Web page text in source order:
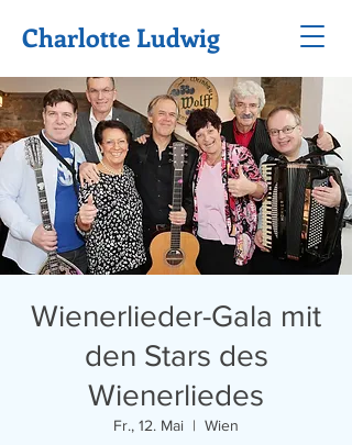
Charlotte Ludwig
Wienerlieder-Gala mit
den Stars des
Wienerliedes
Fr., 12. Mai
  |
Wien